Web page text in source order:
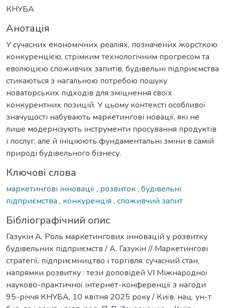
КНУБА
Анотація
У сучасних економічних реаліях, позначених жорсткою
конкуренцією, стрімким технологічним прогресом та
еволюцією споживчих запитів, будівельні підприємства
стикаються з нагальною потребою пошуку
новаторських підходів для зміцнення своїх
конкурентних позицій. У цьому контексті особливої
значущості набувають маркетингові новації, які не
лише модернізують інструменти просування продуктів
і послуг, але й ініціюють фундаментальні зміни в самій
природі будівельного бізнесу.
Ключові слова
маркетингові інновації, розвиток, будівельні
підприємства , конкуренція , споживчий запит
Бібліографічний опис
Газукін А. Роль маркетингових інновацій у розвитку
будівельних підприємств / А. Газукін // Маркетингові
стратегії, підприємництво і торгівля: сучасний стан,
напрямки розвитку : тези доповідей VІ Міжнародної
науково-практичної інтернет-конференції з нагоди
95-річчя КНУБА, 10 квітня 2025 року / Київ. нац. ун-т